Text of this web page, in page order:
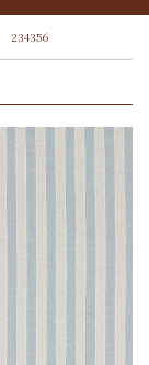
234356